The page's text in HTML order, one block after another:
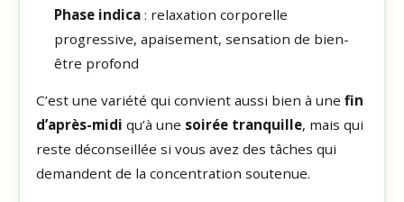
Phase indica: relaxation corporelle
progressive, apaisement, sensation de bien-
être profond
C’est une variété qui convient aussi bien à une fin
d’après-midi qu’à une soirée tranquille, mais qui
reste déconseillée si vous avez des tâches qui
demandent de la concentration soutenue.